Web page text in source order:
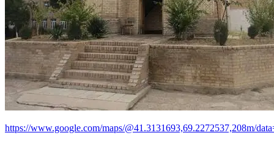
https://www.google.com/maps/@41.3131693,69.2272537,208m/